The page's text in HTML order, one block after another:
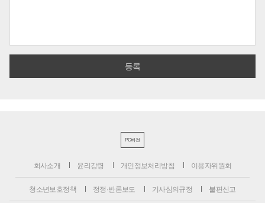
PC버전
회사소개 윤리강령 개인정보처리방침 이용자위원회
청소년보호정책 정정·반론보도 기사심의규정 불편신고